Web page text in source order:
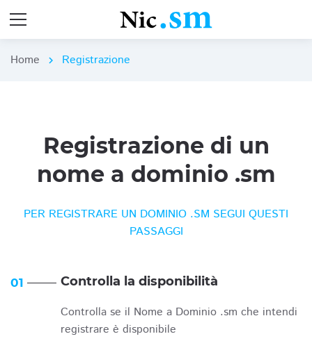
Home chevron_right Registrazione
Registrazione di un
nome a dominio .sm
PER REGISTRARE UN DOMINIO .SM SEGUI QUESTI
PASSAGGI
01 Controlla la disponibilità
Controlla se il Nome a Dominio .sm che intendi
registrare è disponibile